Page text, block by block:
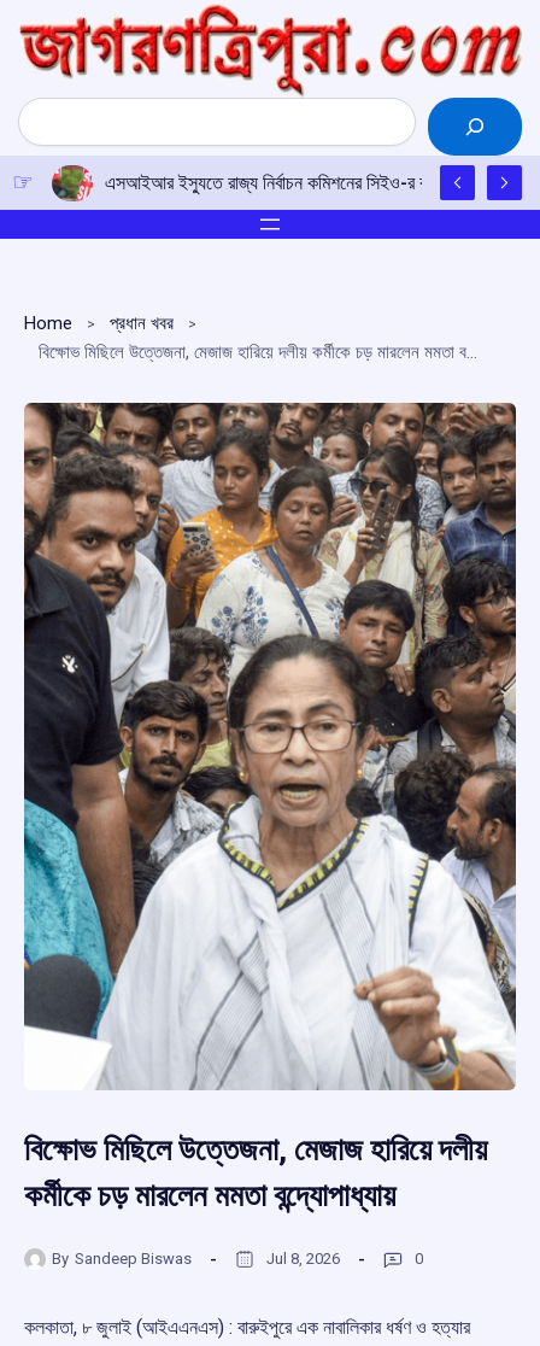
content
Search
এসআইআর ইস্যুতে রাজ্য নির্বাচন কমিশনের সিইও-র কাছে
Home
প্রধান খবর
বিক্ষোভ মিছিলে উত্তেজনা, মেজাজ হারিয়ে দলীয় কর্মীকে চড় মারলেন মমতা বন্দ্যোপাধ্যায়
বিক্ষোভ মিছিলে উত্তেজনা, মেজাজ হারিয়ে দলীয়
কর্মীকে চড় মারলেন মমতা বন্দ্যোপাধ্যায়
By Sandeep Biswas Jul 8, 2026 0
কলকাতা, ৮ জুলাই (আইএএনএস) : বারুইপুরে এক নাবালিকার ধর্ষণ ও হত্যার